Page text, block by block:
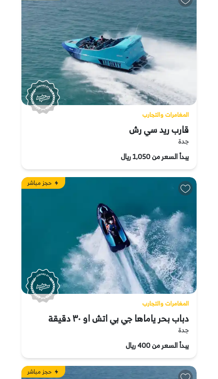
المغامرات والتجارب
قارب ريد سي رش
جدة
يبدأ السعر من 1,050 ريال
حجز مباشر
المغامرات والتجارب
دباب بحر ياماها جي بي اتش او ٣٠ دقيقة
جدة
يبدأ السعر من 400 ريال
حجز مباشر